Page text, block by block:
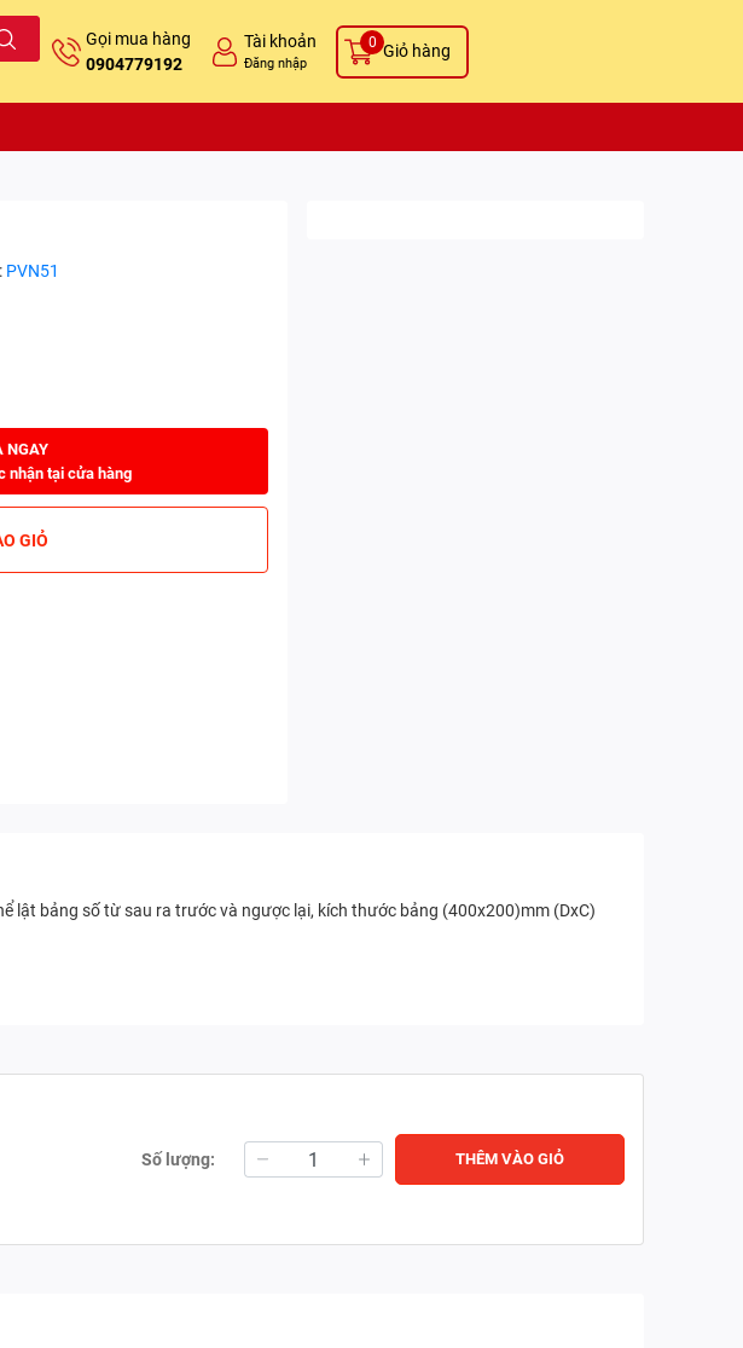
Gọi mua hàng
0904779192
Tài khoản
Đăng nhập
Giỏ hàng
0
PVN51
NGAY
nhận tại cửa hàng
GIỎ
lật bảng số từ sau ra trước và ngược lại, kích thước bảng (400x200)mm (DxC)
Số lượng: THÊM VÀO GIỎ